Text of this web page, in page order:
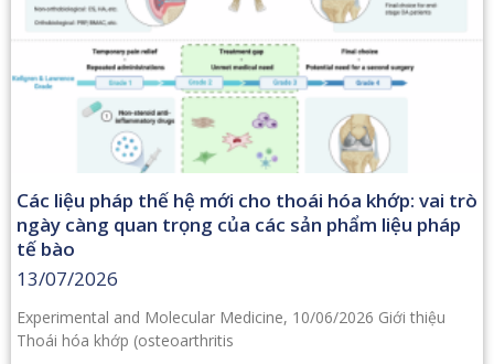
Các liệu pháp thế hệ mới cho thoái hóa khớp: vai trò
ngày càng quan trọng của các sản phẩm liệu pháp
tế bào
13/07/2026
Experimental and Molecular Medicine, 10/06/2026 Giới thiệu
Thoái hóa khớp (osteoarthritis